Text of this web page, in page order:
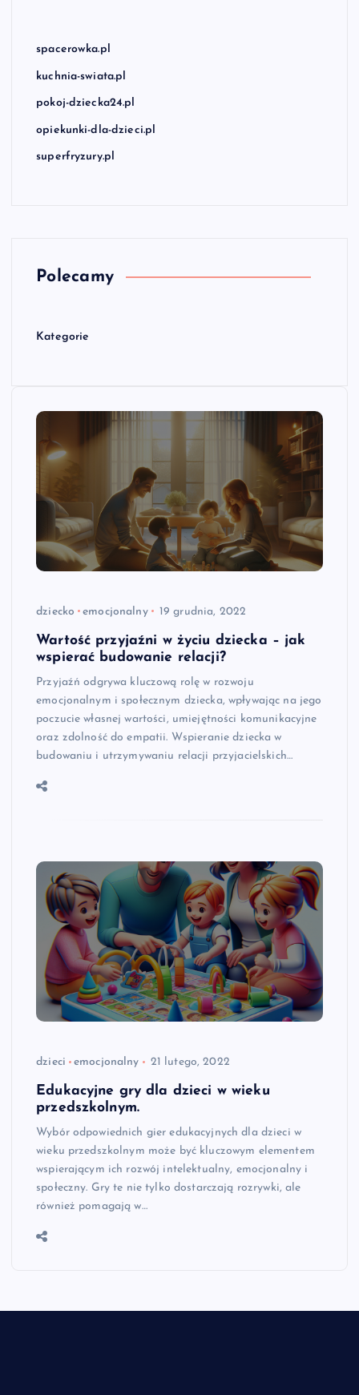
spacerowka.pl
kuchnia-swiata.pl
pokoj-dziecka24.pl
opiekunki-dla-dzieci.pl
superfryzury.pl
Polecamy
Kategorie
dziecko emocjonalny 19 grudnia, 2022
Wartość przyjaźni w życiu dziecka – jak
wspierać budowanie relacji?
Przyjaźń odgrywa kluczową rolę w rozwoju
emocjonalnym i społecznym dziecka, wpływając na jego
poczucie własnej wartości, umiejętności komunikacyjne
oraz zdolność do empatii. Wspieranie dziecka w
budowaniu i utrzymywaniu relacji przyjacielskich…
dzieci emocjonalny 21 lutego, 2022
Edukacyjne gry dla dzieci w wieku
przedszkolnym.
Wybór odpowiednich gier edukacyjnych dla dzieci w
wieku przedszkolnym może być kluczowym elementem
wspierającym ich rozwój intelektualny, emocjonalny i
społeczny. Gry te nie tylko dostarczają rozrywki, ale
również pomagają w…